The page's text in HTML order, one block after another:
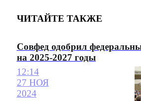
ЧИТАЙТЕ ТАКЖЕ
Совфед одобрил
на 2025-2027 годы
12:14
27 НОЯ
2024